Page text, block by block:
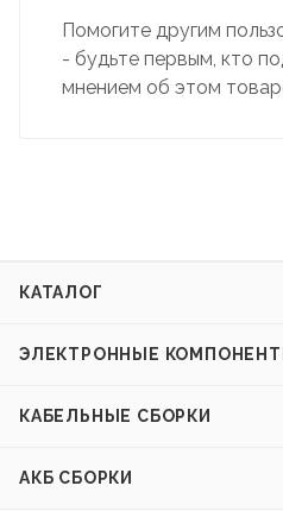
Помогите другим
- будьте первым, кто
мнением об этом
КАТАЛОГ
ЭЛЕКТРОННЫЕ
КАБЕЛЬНЫЕ СБОРКИ
АКБ СБОРКИ